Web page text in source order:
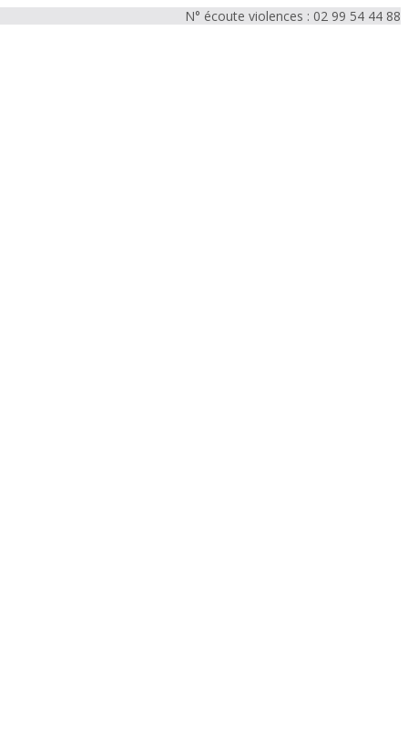
N° écoute violences : 02 99 54 44 88